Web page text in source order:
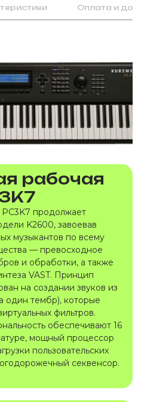
Оплата и
рабочая
продолжает
K2600, завоевав
музыкантов по всему
— превосходное
и обработки, а также
VAST. Принцип
на создании звуков из
один тембр), которые
фильтров.
обеспечивают 16
мощный процессор
пользовательских
секвенсор.